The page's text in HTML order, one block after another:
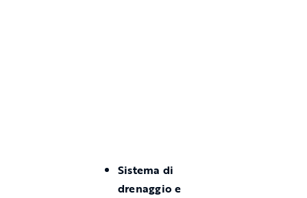
Sistema di
drenaggio e